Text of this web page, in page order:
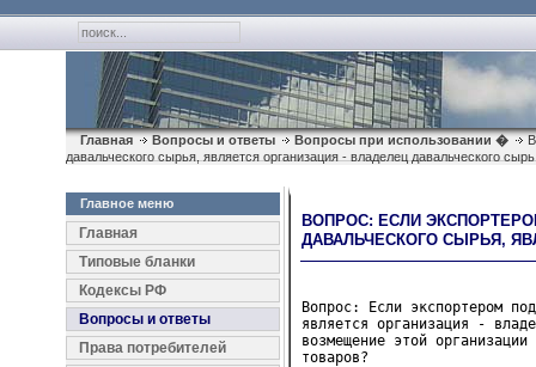
Главная Вопросы и ответы Вопросы при использовании �
давальческого сырья, является организация - владелец давальческого сырь
Главное меню
Главная
Типовые бланки
Кодексы РФ
Вопросы и ответы
Права потребителей
ВОПРОС: ЕСЛИ
ДАВАЛЬЧЕСКОГО СЫРЬЯ,
Вопрос: Если экспортером
является организация -
возмещение этой
товаров?